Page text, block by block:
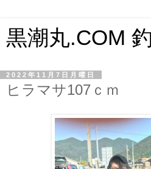
黒潮丸.COM
2022年11月7日月曜日
ヒラマサ107ｃｍ